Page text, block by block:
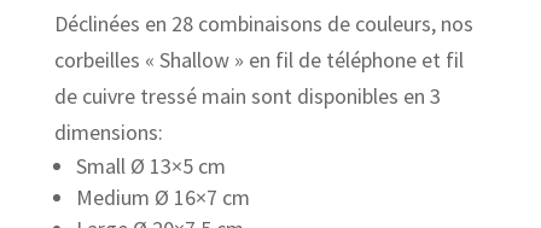
Déclinées en 28 combinaisons de couleurs, nos
corbeilles « Shallow » en fil de téléphone et fil
de cuivre tressé main sont disponibles en 3
dimensions:
Small Ø 13×5 cm
Medium Ø 16×7 cm